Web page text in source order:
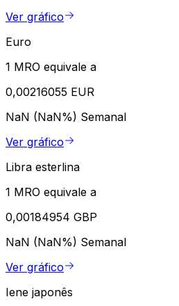
Ver gráfico
Euro
1 MRO equivale a
0,00216055 EUR
NaN (NaN%) Semanal
Ver gráfico
Libra esterlina
1 MRO equivale a
0,00184954 GBP
NaN (NaN%) Semanal
Ver gráfico
Iene japonês